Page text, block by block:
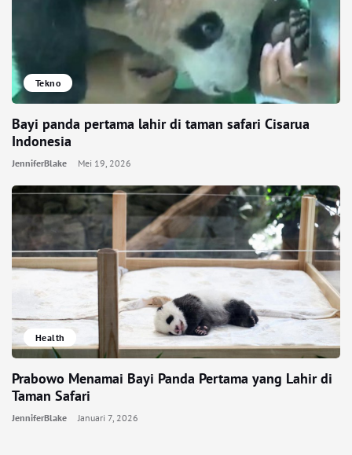
Tekno
Bayi panda pertama lahir di taman safari Cisarua
Indonesia
JenniferBlake Mei 19, 2026
Health
Prabowo Menamai Bayi Panda Pertama yang Lahir di
Taman Safari
JenniferBlake Januari 7, 2026